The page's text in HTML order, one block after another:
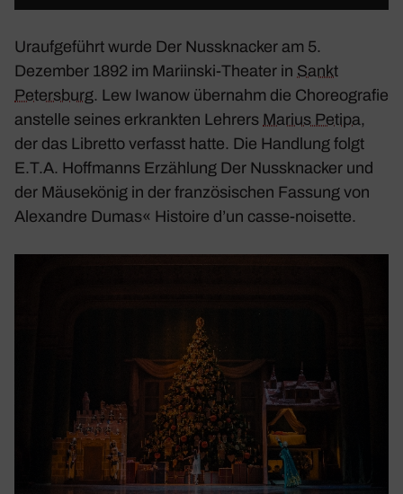
Urauf­ge­führt wurde Der Nuss­kna­cker am 5.
Dezember 1892 im Mari­inski-Theater in Sankt
Peters­burg. Lew Iwanow über­nahm die Choreo­grafie
anstelle seines erkrankten Lehrers Marius Petipa,
der das Libretto verfasst hatte. Die Hand­lung folgt
E.T.A. Hoff­manns Erzäh­lung Der Nuss­kna­cker und
der Mäuse­könig in der fran­zö­si­schen Fassung von
Alex­andre Dumas« Histoire d’un casse-noisette.